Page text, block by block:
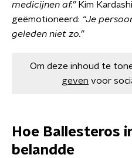
medicijnen af.”Kim
geëmotioneerd: “Je
geleden niet zo.”
Om deze inhoud te
geven voor
Hoe Ballesteros
belandde